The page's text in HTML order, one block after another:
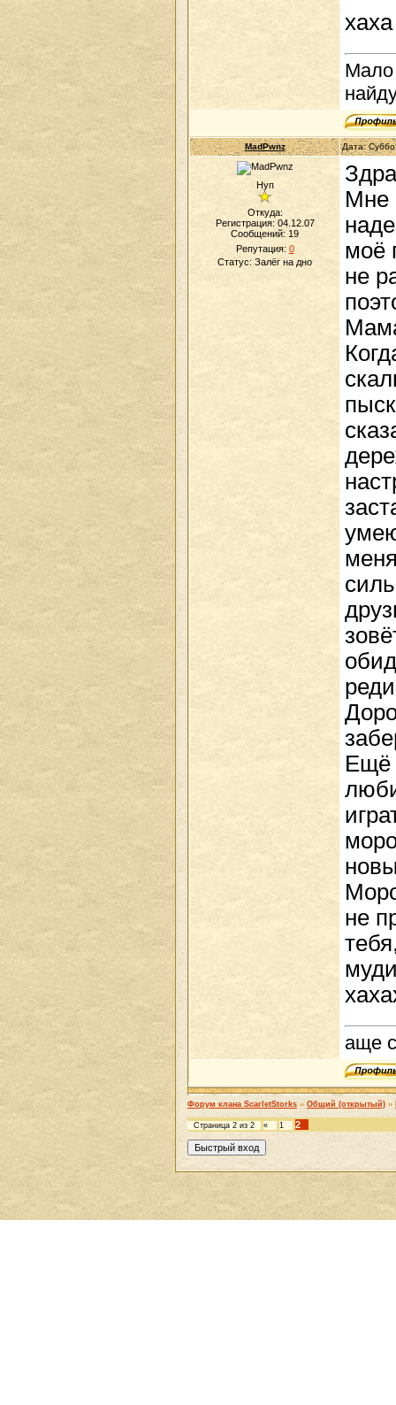
Мало
MadPwnz Дата:
Нуп
Откуда:
Регистрация: 04.12.07
Сообщений: 19
Репутация: 0
Статус: Залёг на дно
Мне
моё
не
Ещё
не
аще
Форум клана ScarletStorks » Общий (открытый) »
Страница 2 из 2 « 1 2